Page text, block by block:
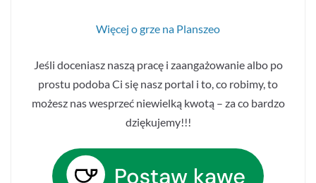
Więcej o grze na Planszeo
Jeśli doceniasz naszą pracę i zaangażowanie albo po
prostu podoba Ci się nasz portal i to, co robimy, to
możesz nas wesprzeć niewielką kwotą – za co bardzo
dziękujemy!!!